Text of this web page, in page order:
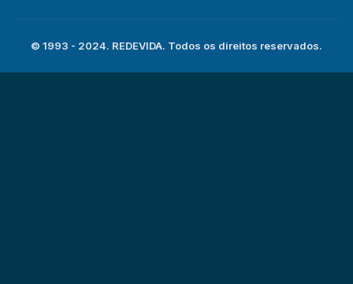
© 1993 - 2024. REDEVIDA. Todos os direitos reservados.